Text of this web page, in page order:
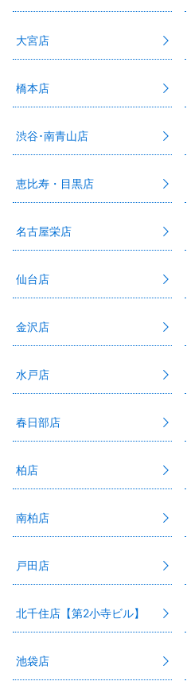
大宮店
橋本店
渋谷･南青山店
恵比寿・目黒店
名古屋栄店
仙台店
金沢店
水戸店
春日部店
柏店
南柏店
戸田店
北千住店【第2小寺ビル】
池袋店